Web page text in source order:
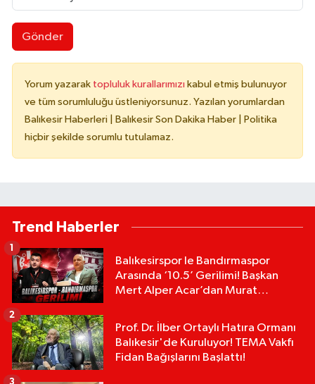
Gönder
Yorum yazarak topluluk kurallarımızı kabul etmiş bulunuyor
ve tüm sorumluluğu üstleniyorsunuz. Yazılan yorumlardan
Balıkesir Haberleri | Balıkesir Son Dakika Haber | Politika
hiçbir şekilde sorumlu tutulamaz.
Trend Haberler
Balıkesirspor le Bandırmaspor
Arasında ‘10.5’ Gerilimi! Başkan
Mert Alper Acar’dan Murat
1
Prof. Dr. İlber Ortaylı Hatıra Ormanı
Balıkesir'de Kuruluyor! TEMA Vakfı
Fidan Bağışlarını Başlattı!
2
3